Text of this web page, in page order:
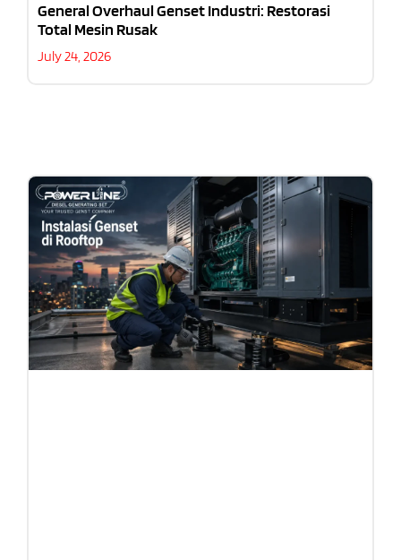
General Overhaul Genset Industri: Restorasi
Total Mesin Rusak
July 24, 2026